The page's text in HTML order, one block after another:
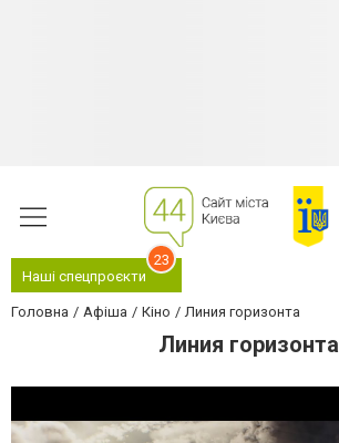
Наші спецпроєкти
23
Головна Афіша Кіно Линия горизонта
Линия горизонта